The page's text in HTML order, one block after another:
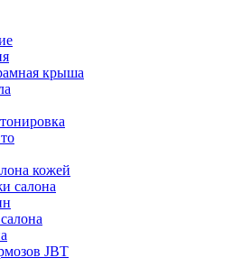
крыша
кожей
салона
JBT